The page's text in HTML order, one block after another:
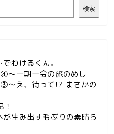
検索
わけるくん。
～一期一会の旅のめし
～え、待って!? まさかの
生み出す毛ぶりの素晴ら